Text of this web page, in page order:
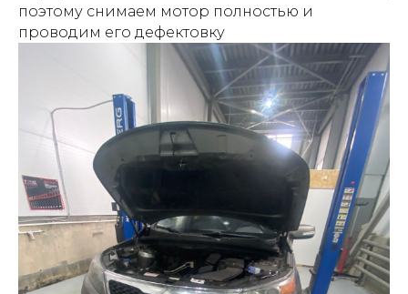
поэтому снимаем мотор полностью и
проводим его дефектовку